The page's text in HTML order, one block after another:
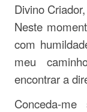
Divino Criador,
Neste
com
meu
encontrar a
Conceda-